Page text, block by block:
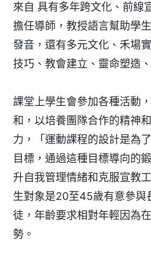
來自 具有多年跨文化、前線
擔任導師，教授語言幫助學
發音，還有多元文化、禾場
技巧、教會建立、靈命塑造
課堂上學生會參加各種活動
和，以培養團隊合作的精神
力，「運動課程的設計是為
目標，通過這種目標導向的
升自我管理情緒和克服宣教
生對象是20至45歲有意參與
徒，年齡要求相對年輕因為
勢。